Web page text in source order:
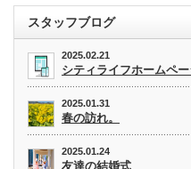
スタッフブログ
2025.02.21
シティライフホームペ
2025.01.31
春の訪れ。
2025.01.24
友達の結婚式